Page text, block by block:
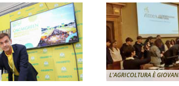
L'AGRICOLTURA È